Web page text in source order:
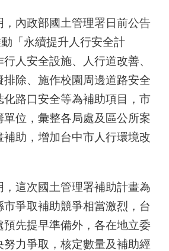
內政部國土管理署日前公告
「永續提升人行安全計
人安全設施、人行道改善、
排除、施作校園周邊道路安全
路口安全等為補助項目，市
單位，彙整各局處及區公所案
助，增加台中市人行環境改
，這次國土管理署補助計畫為
爭取補助競爭相當激烈，台
預先提早準備外，各在地立委
努力爭取，核定數量及補助經